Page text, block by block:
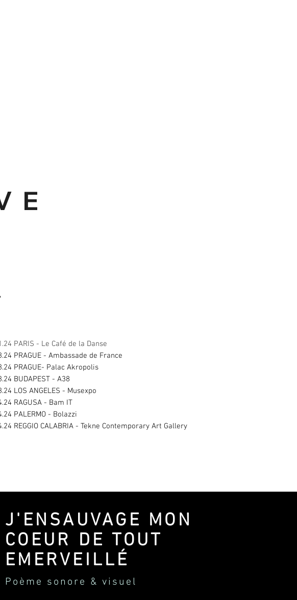
PARIS - Le Café de la Danse
PRAGUE - Ambassade de France
PRAGUE- Palac Akropolis
BUDAPEST - A38
LOS ANGELES - Musexpo
RAGUSA - Bam IT
PALERMO - Bolazzi
REGGIO CALABRIA - Tekne Contemporary Art Gallery
J'ENSAUVAGE MON
COEUR DE TOUT
EMERVEILLÉ
Poème sonore & visuel